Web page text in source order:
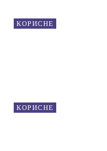
КОРИСНЕ
КОРИСНЕ